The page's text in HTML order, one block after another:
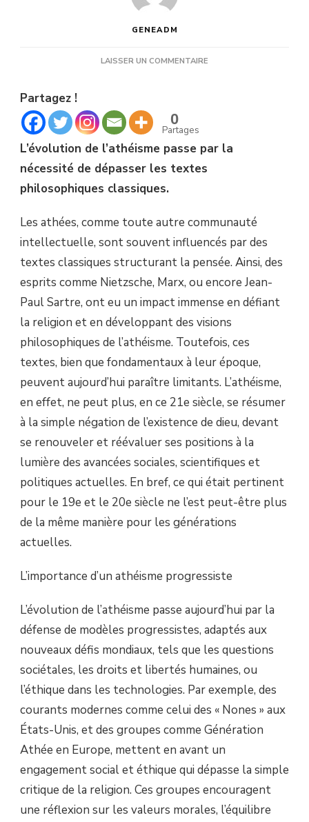
GENEADM
LAISSER UN COMMENTAIRE
DES
Partagez !
0
Partages
L’évolution de l’athéisme passe par la
nécessité de dépasser les textes
philosophiques classiques.
Les athées, comme toute autre communauté
intellectuelle, sont souvent influencés par des
textes classiques structurant la pensée. Ainsi, des
esprits comme Nietzsche, Marx, ou encore Jean-
Paul Sartre, ont eu un impact immense en défiant
la religion et en développant des visions
philosophiques de l’athéisme. Toutefois, ces
textes, bien que fondamentaux à leur époque,
peuvent aujourd’hui paraître limitants. L’athéisme,
en effet, ne peut plus, en ce 21e siècle, se résumer
à la simple négation de l’existence de dieu, devant
se renouveler et réévaluer ses positions à la
lumière des avancées sociales, scientifiques et
politiques actuelles. En bref, ce qui était pertinent
pour le 19e et le 20e siècle ne l’est peut-être plus
de la même manière pour les générations
actuelles.
L’importance d’un athéisme progressiste
L’évolution de l’athéisme passe aujourd’hui par la
défense de modèles progressistes, adaptés aux
nouveaux défis mondiaux, tels que les questions
sociétales, les droits et libertés humaines, ou
l’éthique dans les technologies. Par exemple, des
courants modernes comme celui des « Nones » aux
États-Unis, et des groupes comme Génération
Athée en Europe, mettent en avant un
engagement social et éthique qui dépasse la simple
critique de la religion. Ces groupes encouragent
une réflexion sur les valeurs morales, l’équilibre